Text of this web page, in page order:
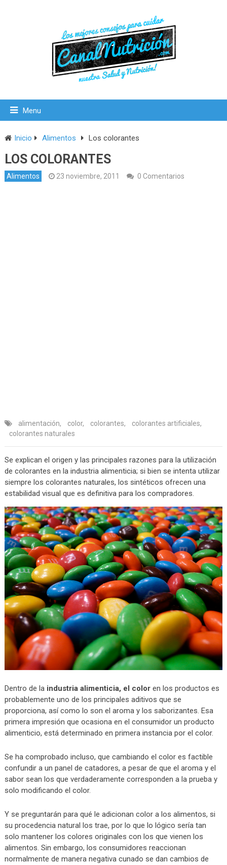
Menu
Inicio Alimentos Los colorantes
LOS COLORANTES
Alimentos 23 noviembre, 2011 0 Comentarios
alimentación, color, colorantes, colorantes artificiales,
colorantes naturales
Se explican el origen y las principales razones para la utilización
de colorantes en la industria alimenticia; si bien se intenta utilizar
siempre los colorantes naturales, los sintéticos ofrecen una
estabilidad visual que es definitiva para los compradores.
Dentro de laindustria alimenticia, el coloren los productos es
probablemente uno de los principales aditivos que se
proporciona, así como lo son el aroma y los saborizantes. Esa
primera impresión que ocasiona en el consumidor un producto
alimenticio, está determinado en primera instancia por el color.
Se ha comprobado incluso, que cambiando el color es factible
confundir a un panel de catadores, a pesar de que el aroma y el
sabor sean los que verdaderamente corresponden a la prueba y
solo modificando el color.
Y se preguntarán para qué le adicionan color a los alimentos, si
su procedencia natural los trae, por lo que lo lógico sería tan
solo mantener los colores originales con los que vienen los
alimentos. Sin embargo, los consumidores reaccionan
normalmente de manera negativa cunado se dan cambios de